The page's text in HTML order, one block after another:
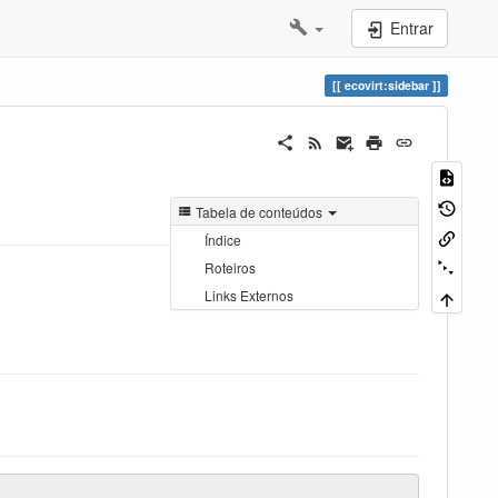
Entrar
ecovirt:sidebar
Tabela de conteúdos
Índice
Roteiros
Links Externos